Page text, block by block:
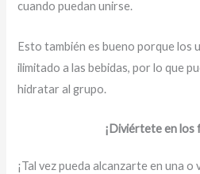
cuando puedan unirse.
Esto también es bueno porque los
ilimitado a las bebidas, por lo que
hidratar al grupo.
¡Diviértete en los
¡Tal vez pueda alcanzarte en una